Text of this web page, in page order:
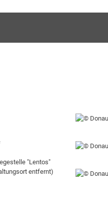
"Lentos"
entfernt)